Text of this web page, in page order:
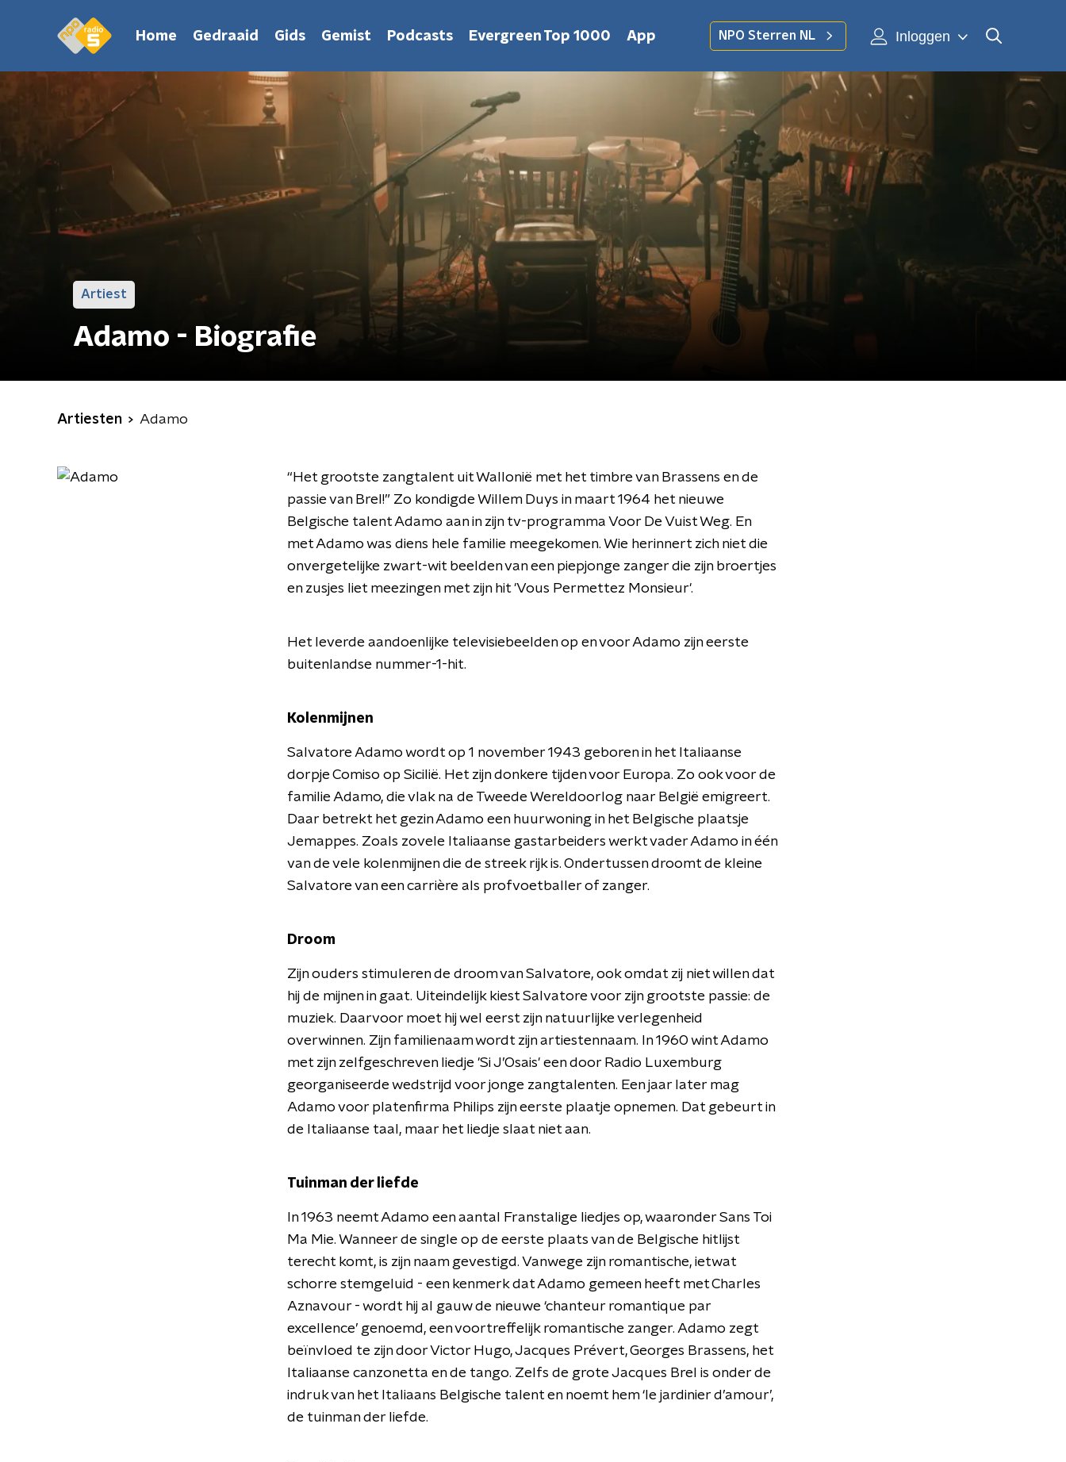
Home Gedraaid Gids Gemist Podcasts Evergreen Top 1000 App NPO Sterren NL Inloggen
Artiest
Adamo - Biografie
Artiesten Adamo
“Het grootste zangtalent uit Wallonië met het timbre van Brassens en de
passie van Brel!” Zo kondigde Willem Duys in maart 1964 het nieuwe
Belgische talent Adamo aan in zijn tv-programma Voor De Vuist Weg. En
met Adamo was diens hele familie meegekomen. Wie herinnert zich niet die
onvergetelijke zwart-wit beelden van een piepjonge zanger die zijn broertjes
en zusjes liet meezingen met zijn hit 'Vous Permettez Monsieur'.
Het leverde aandoenlijke televisiebeelden op en voor Adamo zijn eerste
buitenlandse nummer-1-hit.
Kolenmijnen
Salvatore Adamo wordt op 1 november 1943 geboren in het Italiaanse
dorpje Comiso op Sicilië. Het zijn donkere tijden voor Europa. Zo ook voor de
familie Adamo, die vlak na de Tweede Wereldoorlog naar België emigreert.
Daar betrekt het gezin Adamo een huurwoning in het Belgische plaatsje
Jemappes. Zoals zovele Italiaanse gastarbeiders werkt vader Adamo in één
van de vele kolenmijnen die de streek rijk is. Ondertussen droomt de kleine
Salvatore van een carrière als profvoetballer of zanger.
Droom
Zijn ouders stimuleren de droom van Salvatore, ook omdat zij niet willen dat
hij de mijnen in gaat. Uiteindelijk kiest Salvatore voor zijn grootste passie: de
muziek. Daarvoor moet hij wel eerst zijn natuurlijke verlegenheid
overwinnen. Zijn familienaam wordt zijn artiestennaam. In 1960 wint Adamo
met zijn zelfgeschreven liedje 'Si J’Osais' een door Radio Luxemburg
georganiseerde wedstrijd voor jonge zangtalenten. Een jaar later mag
Adamo voor platenfirma Philips zijn eerste plaatje opnemen. Dat gebeurt in
de Italiaanse taal, maar het liedje slaat niet aan.
Tuinman der liefde
In 1963 neemt Adamo een aantal Franstalige liedjes op, waaronder Sans Toi
Ma Mie. Wanneer de single op de eerste plaats van de Belgische hitlijst
terecht komt, is zijn naam gevestigd. Vanwege zijn romantische, ietwat
schorre stemgeluid - een kenmerk dat Adamo gemeen heeft met Charles
Aznavour - wordt hij al gauw de nieuwe ‘chanteur romantique par
excellence’ genoemd, een voortreffelijk romantische zanger. Adamo zegt
beïnvloed te zijn door Victor Hugo, Jacques Prévert, Georges Brassens, het
Italiaanse canzonetta en de tango. Zelfs de grote Jacques Brel is onder de
indruk van het Italiaans Belgische talent en noemt hem ‘le jardinier d’amour’,
de tuinman der liefde.